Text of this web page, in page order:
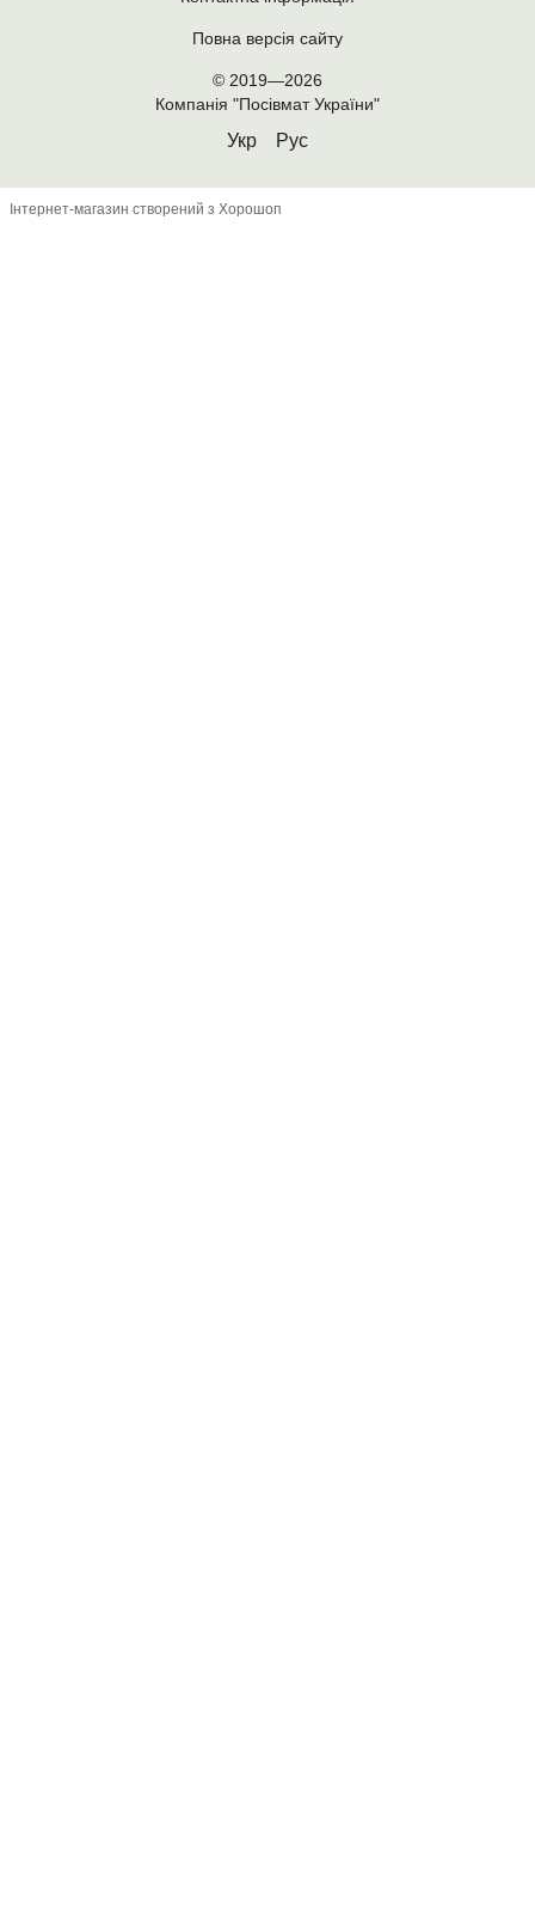
Повна версія сайту
© 2019—2026
Компанія "Посівмат України"
Укр Рус
Інтернет-магазин створений з Хорошоп